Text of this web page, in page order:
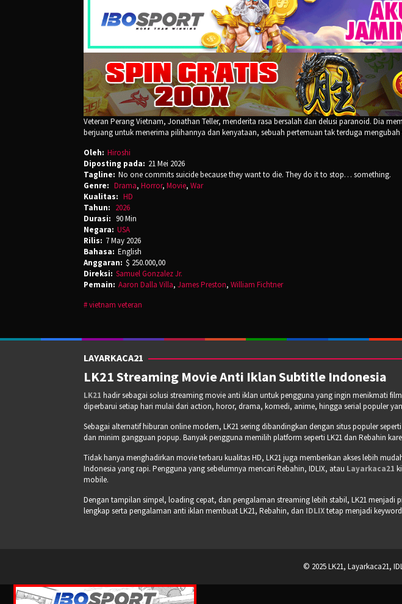
Veteran Perang Vietnam, Jonathan Teller, menderita rasa bersalah dan delusi paranoid. Dia
berjuang untuk menerima pilihannya dan kenyataan, sebuah pertemuan tak terduga mengubah
Oleh: Hiroshi
Diposting pada: 21 Mei 2026
Tagline: No one commits suicide because they want to die. They do it to stop… something.
Genre: Drama, Horror, Movie, War
Kualitas: HD
Tahun: 2026
Durasi: 90 Min
Negara: USA
Rilis: 7 May 2026
Bahasa: English
Anggaran: $ 250.000,00
Direksi: Samuel Gonzalez Jr.
Pemain: Aaron Dalla Villa, James Preston, William Fichtner
vietnam veteran
LAYARKACA21
LK21 Streaming Movie Anti Iklan Subtitle Indonesia
LK21 hadir sebagai solusi streaming movie anti iklan untuk pengguna yang ingin menikmati
diperbarui setiap hari mulai dari action, horor, drama, komedi, anime, hingga serial populer
Sebagai alternatif hiburan online modern, LK21 sering dibandingkan dengan situs populer seperti
dan minim gangguan popup. Banyak pengguna memilih platform seperti LK21 dan Rebahin
Tidak hanya menghadirkan movie terbaru kualitas HD, LK21 juga memberikan akses lebih
Indonesia yang rapi. Pengguna yang sebelumnya mencari Rebahin, IDLIX, atau Layarkaca21
mobile.
Dengan tampilan simpel, loading cepat, dan pengalaman streaming lebih stabil, LK21
lengkap serta pengalaman anti iklan membuat LK21, Rebahin, dan IDLIXtetap menjadi
© 2025 LK21, Layarkaca21,